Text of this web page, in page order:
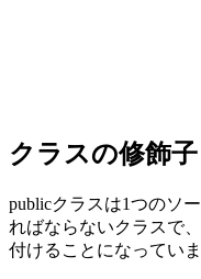
クラスの修飾子
publicクラスは1つのソ
ればならないクラスで
付けることになっていま